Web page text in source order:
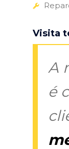
Visita
A
é